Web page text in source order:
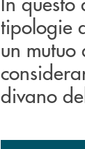
tipologie
un
divano